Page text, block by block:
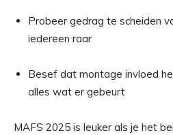
Probeer gedrag te scheiden
iedereen raar
Besef dat montage invloed
alles wat er gebeurt
MAFS 2025 is leuker als je het